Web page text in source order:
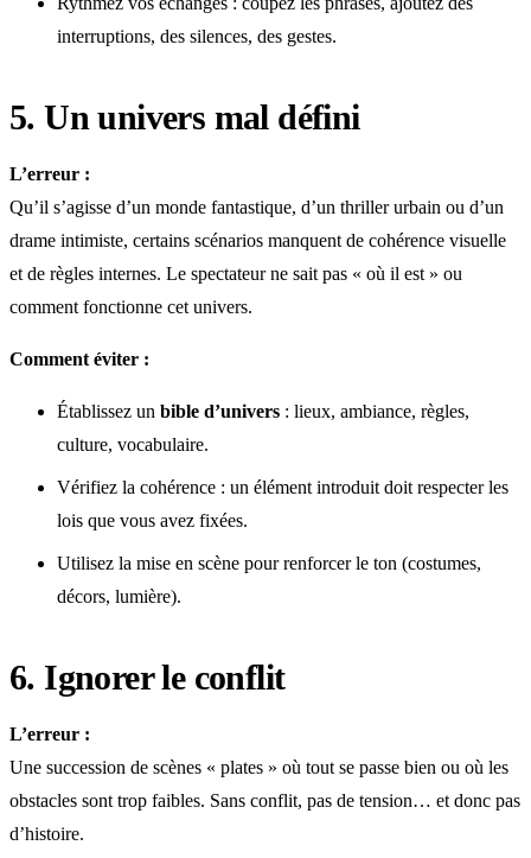
interruptions, des silences, des gestes.
5. Un univers mal défini
L’erreur :
Qu’il s’agisse d’un monde fantastique, d’un thriller urbain ou d’un
drame intimiste, certains scénarios manquent de cohérence visuelle
et de règles internes. Le spectateur ne sait pas « où il est » ou
comment fonctionne cet univers.
Comment éviter :
Établissez un bible d’univers : lieux, ambiance, règles,
culture, vocabulaire.
Vérifiez la cohérence : un élément introduit doit respecter les
lois que vous avez fixées.
Utilisez la mise en scène pour renforcer le ton (costumes,
décors, lumière).
6. Ignorer le conflit
L’erreur :
Une succession de scènes « plates » où tout se passe bien ou où les
obstacles sont trop faibles. Sans conflit, pas de tension… et donc pas
d’histoire.